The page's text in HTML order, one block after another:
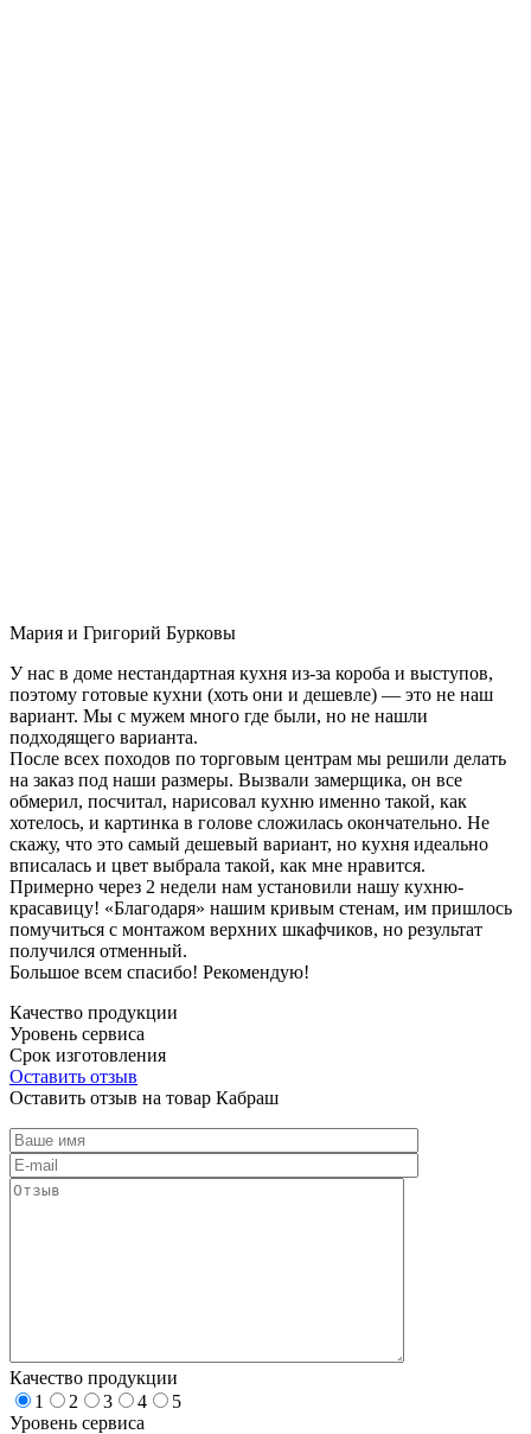
Мария и Григорий Бурковы
У нас в доме нестандартная кухня из-за короба и выступов,
поэтому готовые кухни (хоть они и дешевле) — это не наш
вариант. Мы с мужем много где были, но не нашли
подходящего варианта.
После всех походов по торговым центрам мы решили делать
на заказ под наши размеры. Вызвали замерщика, он все
обмерил, посчитал, нарисовал кухню именно такой, как
хотелось, и картинка в голове сложилась окончательно. Не
скажу, что это самый дешевый вариант, но кухня идеально
вписалась и цвет выбрала такой, как мне нравится.
Примерно через 2 недели нам установили нашу кухню-
красавицу! «Благодаря» нашим кривым стенам, им пришлось
помучиться с монтажом верхних шкафчиков, но результат
получился отменный.
Большое всем спасибо! Рекомендую!
Качество продукции
Уровень сервиса
Срок изготовления
Оставить отзыв
Оставить отзыв на товар Кабраш
Качество продукции
1
2 3 4
5
Уровень сервиса